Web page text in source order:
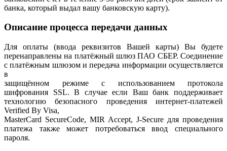
банка, который выдал вашу банковскую карту).
Описание процесса передачи данных
Для оплаты (ввода реквизитов Вашей карты) Вы будете
перенаправлены на платёжный шлюз ПАО СБЕР. Соединение
с платёжным шлюзом и передача информации осуществляется
в
защищённом режиме с использованием протокола
шифрования SSL. В случае если Ваш банк поддерживает
технологию безопасного проведения интернет-платежей
Verified By Visa,
MasterCard SecureCode, MIR Accept, J-Secure для проведения
платежа также может потребоваться ввод специального
пароля.